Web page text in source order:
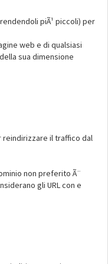
piÃ¹ piccoli) per
web e di qualsiasi
sua dimensione
il traffico dal
non preferito Ã¨
gli URL con e